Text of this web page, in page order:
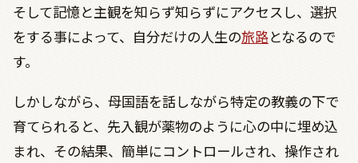
そして記憶と主観を知らず知らずにアクセスし、選択
をする事によって、自分だけの人生の旅路となるので
す。
しかしながら、母国語を話しながら特定の教義の下で
育てられると、先入観が薬物のように心の中に埋め込
まれ、その結果、簡単にコントロールされ、操作され